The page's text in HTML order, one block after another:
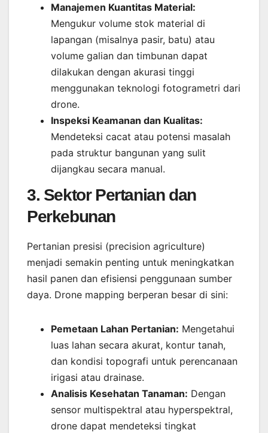
Manajemen Kuantitas Material:
Mengukur volume stok material di
lapangan (misalnya pasir, batu) atau
volume galian dan timbunan dapat
dilakukan dengan akurasi tinggi
menggunakan teknologi fotogrametri dari
drone.
Inspeksi Keamanan dan Kualitas:
Mendeteksi cacat atau potensi masalah
pada struktur bangunan yang sulit
dijangkau secara manual.
3. Sektor Pertanian dan
Perkebunan
Pertanian presisi (precision agriculture)
menjadi semakin penting untuk meningkatkan
hasil panen dan efisiensi penggunaan sumber
daya. Drone mapping berperan besar di sini:
Pemetaan Lahan Pertanian: Mengetahui
luas lahan secara akurat, kontur tanah,
dan kondisi topografi untuk perencanaan
irigasi atau drainase.
Analisis Kesehatan Tanaman: Dengan
sensor multispektral atau hyperspektral,
drone dapat mendeteksi tingkat